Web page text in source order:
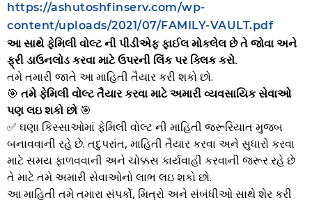
https://ashutoshfinserv.com/wp-
content/uploads/2021/07/FAMILY-VAULT.pdf
આ સાથે ફેમિલી વોલ્ટ ની પીડીએફ ફાઈલ મોકલેલ છે તે જોવા અને
ફ્રી ડાઉનલોડ કરવા માટે ઉપરની લિંક પર ક્લિક કરો.
તમે તમારી જાતે આ માહિતી તૈયાર કરી શકો છો.
🎯 તમે ફેમિલી વોલ્ટ તૈયાર કરવા માટે અમારી વ્યવસાયિક સેવાઓ
પણ લઇ શકો છો 🎯
✅ ઘણા કિસ્સાઓમાં ફેમિલી વોલ્ટ ની માહિતી જરૂરિયાત મુજબ
બનાવવાની રહે છે. તદુપરાંત, માહિતી તૈયાર કરવા અને સુધારો કરવા
માટે સમય ફાળવવાની અને ચોક્કસ કાર્યવાહી કરવાની જરૂર રહે છે
તે માટે તમે અમારી સેવાઓનો લાભ લઇ શકો છો.
આ માહિતી તમે તમારા સંપર્કો, મિત્રો અને સંબંધીઓ સાથે શેર કરી